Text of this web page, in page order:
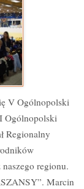
V Ogólnopolski
Ogólnopolski
Regionalny
regionu.
Marcin